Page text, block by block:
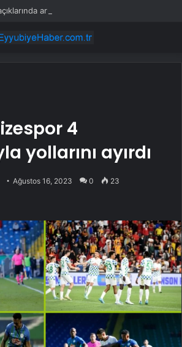
arızalanan tekne kurtarıldı
4
yollarını ayırdı
Ağustos 16, 2023 0 23